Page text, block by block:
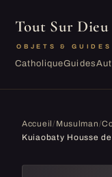
Tout Sur Dieu
OBJETS &
CatholiqueGuides
Accueil/ Musulman/